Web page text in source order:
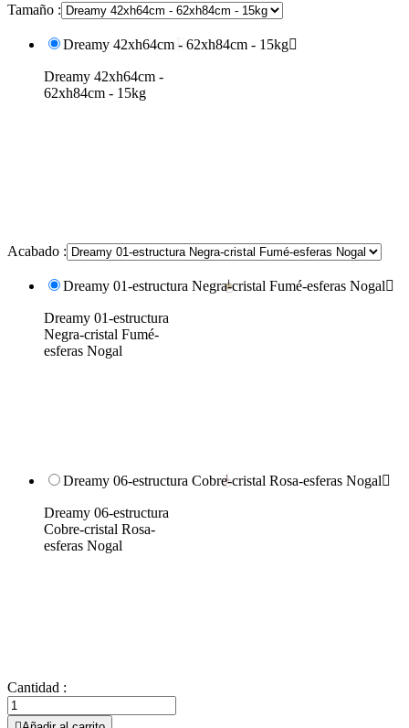
Tamaño :
Dreamy 42xh64cm - 62xh84cm - 15kg
Dreamy 42xh64cm -
62xh84cm - 15kg
Acabado :
Dreamy 01-estructura Negra-cristal Fumé-esferas Nogal
Dreamy 01-estructura
Negra-cristal Fumé-
esferas Nogal
Dreamy 06-estructura Cobre-cristal Rosa-esferas Nogal
Dreamy 06-estructura
Cobre-cristal Rosa-
esferas Nogal
Cantidad :